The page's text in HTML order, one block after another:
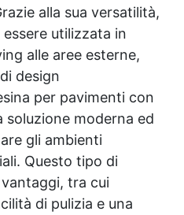
alla sua versatilità,
utilizzata in
alle aree esterne,
design
per pavimenti con
moderna ed
gli ambienti
Questo tipo di
tra cui
di pulizia e una